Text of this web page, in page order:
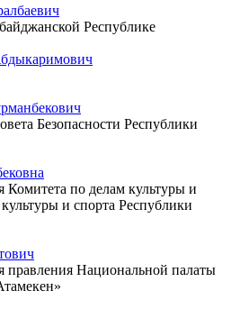
Республике
Безопасности Республики
Комитета по делам культуры и
и спорта Республики
правления Национальной палаты